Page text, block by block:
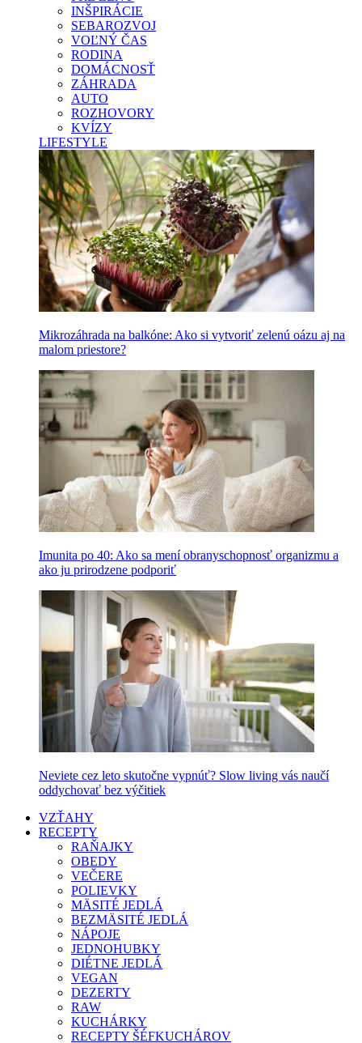
INŠPIRÁCIE
SEBAROZVOJ
VOĽNÝ ČAS
RODINA
DOMÁCNOSŤ
ZÁHRADA
AUTO
ROZHOVORY
KVÍZY
LIFESTYLE
Mikrozáhrada na balkóne: Ako si vytvoriť zelenú oázu aj na
malom priestore?
Imunita po 40: Ako sa mení obranyschopnosť organizmu a
ako ju prirodzene podporiť
Neviete cez leto skutočne vypnúť? Slow living vás naučí
oddychovať bez výčitiek
VZŤAHY
RECEPTY
RAŇAJKY
OBEDY
VEČERE
POLIEVKY
MÄSITÉ JEDLÁ
BEZMÄSITÉ JEDLÁ
NÁPOJE
JEDNOHUBKY
DIÉTNE JEDLÁ
VEGAN
DEZERTY
RAW
KUCHÁRKY
RECEPTY ŠÉFKUCHÁROV